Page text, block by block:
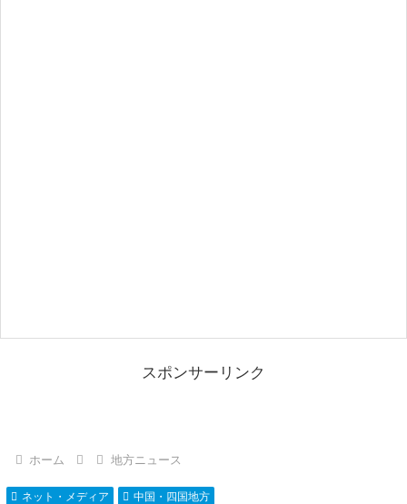
スポンサーリンク
ホーム 地方ニュース
ネット・メディア 中国・四国地方